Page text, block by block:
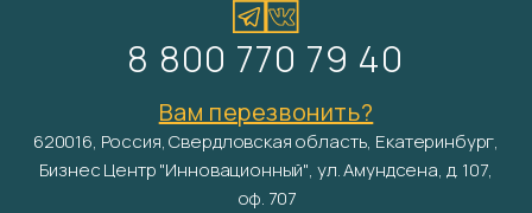
8 800 770 79 40
Вам перезвонить?
620016, Россия, Свердловская область, Екатеринбург,
Бизнес Центр "Инновационный", ул. Амундсена, д. 107,
оф. 707